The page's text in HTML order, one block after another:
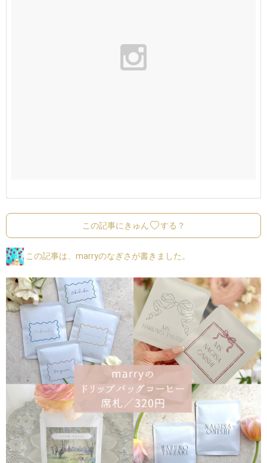
この記事にきゅん する？
この記事は、marryのなぎさが書きました。